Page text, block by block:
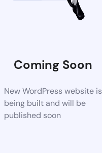
Coming Soon
New WordPress website is
being built and will be
published soon